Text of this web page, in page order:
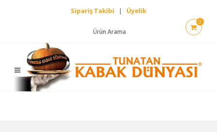
Sipariş Takibi | Üyelik
Ürün Arama
0